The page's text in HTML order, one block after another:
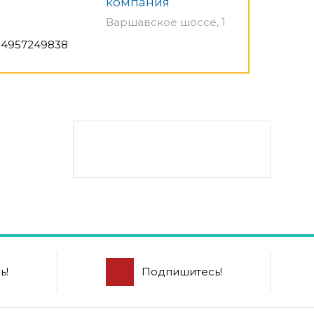
Варшавское шоссе, 1
4957249838
Подпишитесь!